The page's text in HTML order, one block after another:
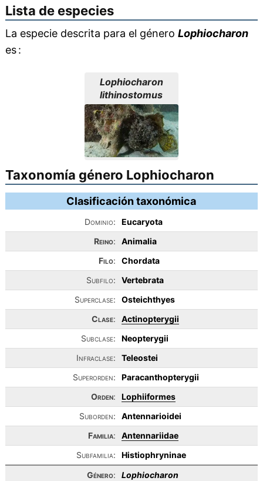
Lista de especies
La especie descrita para el género Lophiocharon
es :
Lophiocharon
lithinostomus
Taxonomía género Lophiocharon
Clasificación taxonómica
Dominio:
Eucaryota
Reino:
Animalia
Filo:
Chordata
Subfilo:
Vertebrata
Superclase:
Osteichthyes
Clase:
Actinopterygii
Subclase:
Neopterygii
Infraclase:
Teleostei
Superorden:
Paracanthopterygii
Orden:
Lophiiformes
Suborden:
Antennarioidei
Familia:
Antennariidae
Subfamilia:
Histiophryninae
Género: Lophiocharon